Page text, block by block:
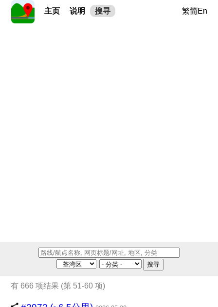
主页 说明 搜寻 繁简En
搜寻
有 666 项结果 (第 51-60 项)